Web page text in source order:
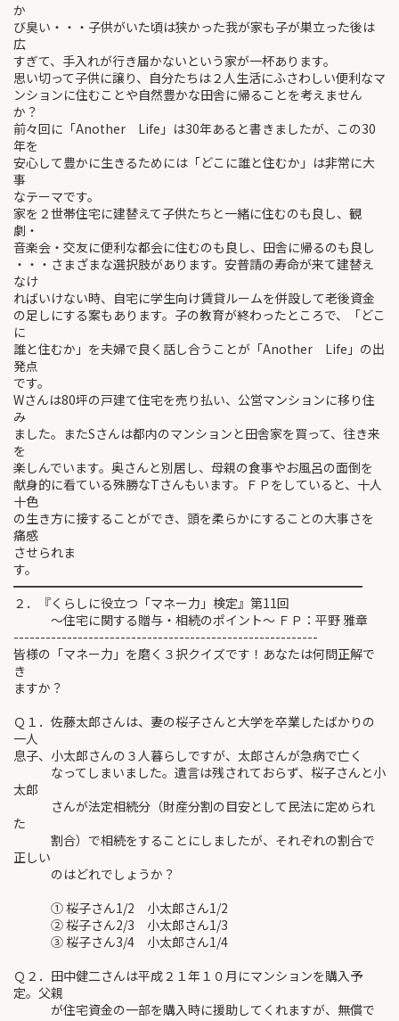
か
び臭い・・・子供がいた頃は狭かった我が家も子が巣立った後は
広
すぎて、手入れが行き届かないという家が一杯あります。
思い切って子供に譲り、自分たちは２人生活にふさわしい便利なマ
ンションに住むことや自然豊かな田舎に帰ることを考えません
か？
前々回に「Another Life」は30年あると書きましたが、この30
年を
安心して豊かに生きるためには「どこに誰と住むか」は非常に大
事
なテーマです。
家を２世帯住宅に建替えて子供たちと一緒に住むのも良し、観
劇・
音楽会・交友に便利な都会に住むのも良し、田舎に帰るのも良し
・・・さまざまな選択肢があります。安普請の寿命が来て建替え
なけ
ればいけない時、自宅に学生向け賃貸ルームを併設して老後資金
の足しにする案もあります。子の教育が終わったところで、「どこ
に
誰と住むか」を夫婦で良く話し合うことが「Another Life」の出
発点
です。
Wさんは80坪の戸建て住宅を売り払い、公営マンションに移り住
み
ました。またSさんは都内のマンションと田舎家を買って、往き来
を
楽しんでいます。奥さんと別居し、母親の食事やお風呂の面倒を
献身的に看ている殊勝なTさんもいます。ＦＰをしていると、十人
十色
の生き方に接することができ、頭を柔らかにすることの大事さを
痛感
させられま
す。
━━━━━━━━━━━━━━━━━━━━━━━━━━━━
２．『くらしに役立つ「マネー力」検定』第11回
～住宅に関する贈与・相続のポイント～ ＦＰ：平野 雅章
---------------------------------------------------------
皆様の「マネー力」を磨く３択クイズです！あなたは何問正解で
き
ますか？
Ｑ１．佐藤太郎さんは、妻の桜子さんと大学を卒業したばかりの
一人
息子、小太郎さんの３人暮らしですが、太郎さんが急病で亡く
なってしまいました。遺言は残されておらず、桜子さんと小
太郎
さんが法定相続分（財産分割の目安として民法に定められ
た
割合）で相続をすることにしましたが、それぞれの割合で
正しい
のはどれでしょうか？
① 桜子さん1/2 小太郎さん1/2
② 桜子さん2/3 小太郎さん1/3
③ 桜子さん3/4 小太郎さん1/4
Ｑ２．田中健二さんは平成２１年１０月にマンションを購入予
定。父親
が住宅資金の一部を購入時に援助してくれますが、無償で